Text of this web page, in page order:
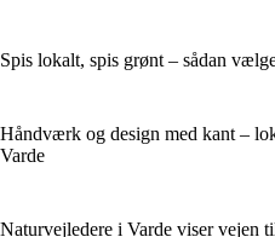
Spis lokalt, spis grønt – sådan
Håndværk og design med kant –
Varde
Naturvejledere i Varde viser vejen